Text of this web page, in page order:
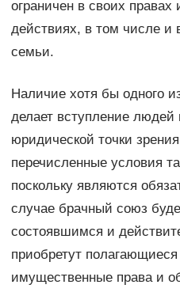
ограничен в своих правах
действиях, в том числе и
семьи.
Наличие хотя бы одного
делает вступление
юридической точки
перечисленные условия
поскольку являются
случае брачный союз
состоявшимся и
приобретут
имущественные права и